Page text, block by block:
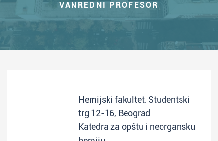
VANREDNI PROFESOR
Hemijski fakultet, Studentski
trg 12-16, Beograd
Katedra za opštu i neorgansku